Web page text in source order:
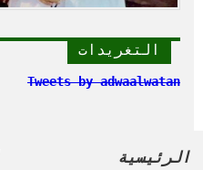
التغريدات
Tweets by adwaalwatan
الرئيسية